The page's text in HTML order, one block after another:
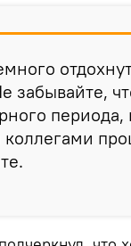
забывайте,